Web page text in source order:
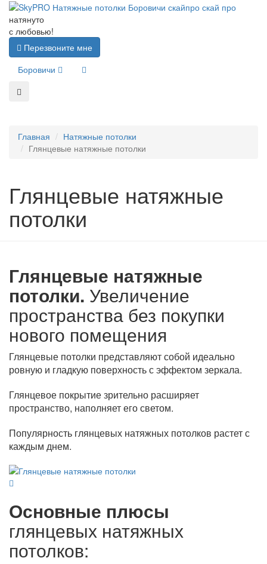
натянуто
с любовью!
Перезвоните мне
Боровичи
Главная
Натяжные потолки
Глянцевые натяжные потолки
Глянцевые натяжные
потолки
Глянцевые натяжные
потолки. Увеличение
пространства без покупки
нового помещения
Глянцевые потолки представляют собой идеально
ровную и гладкую поверхность с эффектом зеркала.
Глянцевое покрытие зрительно расширяет
пространство, наполняет его светом.
Популярность глянцевых натяжных потолков растет с
каждым днем.
Основные плюсы
глянцевых натяжных
потолков: